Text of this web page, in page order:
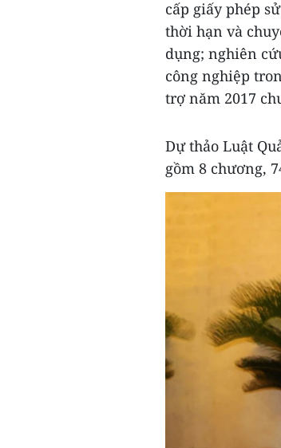
cấp giấy phép
thời hạn và
dụng; nghiên
công nghiệp
trợ năm 2017
Dự thảo Luật
gồm 8 chương,